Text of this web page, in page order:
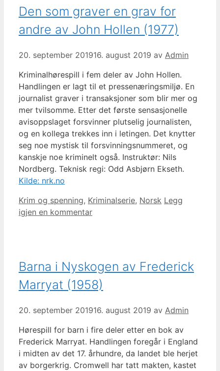
Den som graver en grav for
andre av John Hollen (1977)
20. september 201916. august 2019 av Admin
Kriminalhørespill i fem deler av John Hollen.
Handlingen er lagt til et pressenæringsmiljø. En
journalist graver i transaksjoner som blir mer og
mer tvilsomme. Etter det første sensasjonelle
avisoppslaget forsvinner plutselig journalisten,
og en kollega trekkes inn i letingen. Det knytter
seg noe mystisk til forsvinningsnummeret, og
kanskje noe kriminelt også. Instruktør: Nils
Nordberg. Teknisk regi: Odd Asbjørn Ekseth.
Kilde: nrk.no
Kategorier
Krim og spenning, Kriminalserie, Norsk Legg
igjen en kommentar
Barna i Nyskogen av Frederick
Marryat (1958)
20. september 201916. august 2019 av Admin
Hørespill for barn i fire deler etter en bok av
Frederick Marryat. Handlingen foregår i England
i midten av det 17. århundre, da landet ble herjet
av borgerkrig. Cromwell har tatt makten, kastet